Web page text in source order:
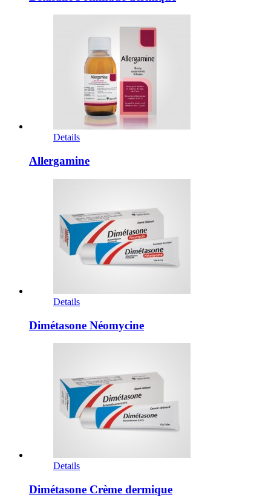
Details
Allergamine
Details
Dimétasone Néomycine
Details
Dimétasone Crème dermique